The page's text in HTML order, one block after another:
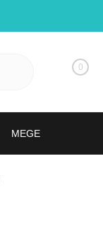
0
MEGE